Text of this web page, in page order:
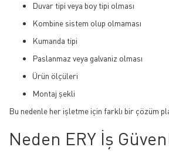
Duvar tipi veya boy tipi olması
Kombine sistem olup olmaması
Kumanda tipi
Paslanmaz veya galvaniz olması
Ürün ölçüleri
Montaj şekli
Bu nedenle her işletme için farklı bir çözüm
Neden ERY İş